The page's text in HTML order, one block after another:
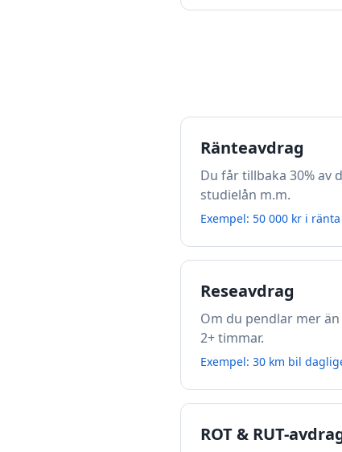
Ränteavdrag
Du får tillbaka 30% av
studielån m.m.
Exempel: 50 000 kr i
Reseavdrag
Om du pendlar mer
2+ timmar.
Exempel: 30 km bil
ROT & RUT-